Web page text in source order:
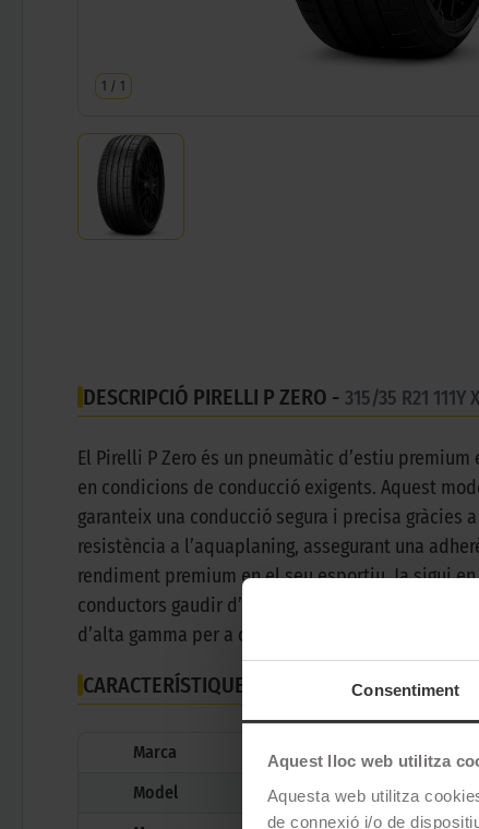
Consentiment
Aquest lloc web utilitza
Aquesta web utilitza
de connexió i/o de
1 / 1
DESCRIPCIÓ PIRELLI P ZERO - 315/35 R21 111Y
El Pirelli P Zero és un pneumàtic d’estiu
en condicions de conducció exigents. Aquest
garanteix una conducció segura i precisa
resistència a l’aquaplaning, assegurant una
rendiment premium en el seu esportiu. Ja sigui
conductors gaudir d’una experiència de
d’alta gamma per a cotxes esportius i de luxe.
CARACTERÍSTIQUES TÈCNIQUES
Marca
Model